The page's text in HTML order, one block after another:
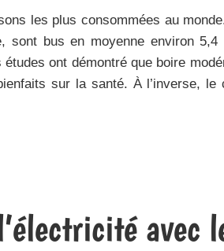
les plus consommées au
sont bus en moyenne environ
études ont démontré que boire
sur la santé. À l’inverse, le
avec